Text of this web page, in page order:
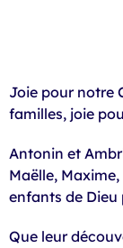
Joie pour notre
familles, joie
Antonin et
Maëlle,
enfants de Dieu
Que leur